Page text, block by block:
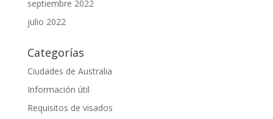
septiembre 2022
julio 2022
Categorías
Ciudades de Australia
Información útil
Requisitos de visados